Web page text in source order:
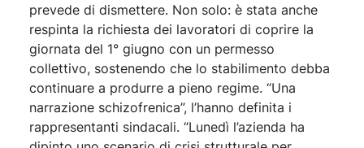
prevede di dismettere. Non solo: è stata anche
respinta la richiesta dei lavoratori di coprire la
giornata del 1° giugno con un permesso
collettivo, sostenendo che lo stabilimento debba
continuare a produrre a pieno regime. “Una
narrazione schizofrenica”, l’hanno definita i
rappresentanti sindacali. “Lunedì l’azienda ha